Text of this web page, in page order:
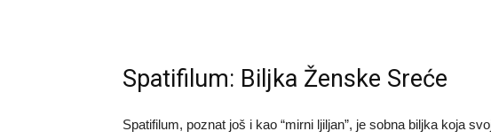
Spatifilum: Biljka Ženske Sreće
Spatifilum, poznat još i kao “mirni ljiljan”, je sobna biljka koja